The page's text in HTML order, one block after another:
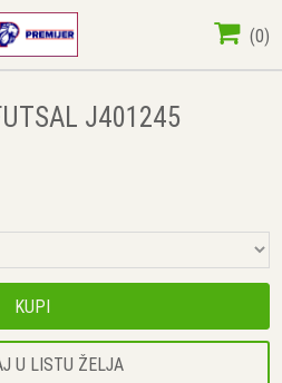
(0)
J401245
KUPI
U LISTU ŽELJA